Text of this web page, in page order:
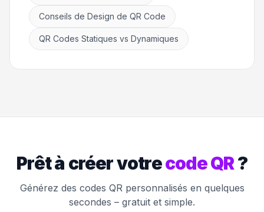
Conseils de Design de QR Code
QR Codes Statiques vs Dynamiques
Prêt à créer votrecode QR?
Générez des codes QR personnalisés en quelques
secondes – gratuit et simple.